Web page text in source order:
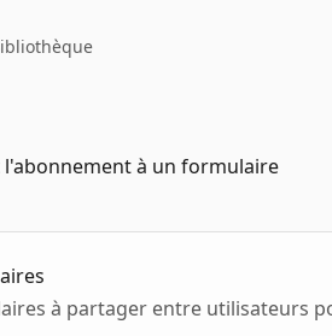
l'abonnement à un formulaire
à partager entre utilisateurs